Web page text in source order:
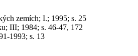
zemích; I.; 1995; s. 25
III; 1984; s. 46-47, 172
1993; s. 13